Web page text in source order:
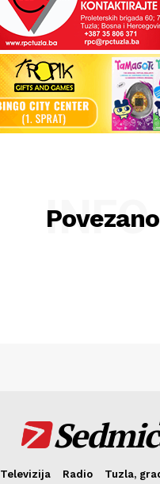
Povezano
INFO
Televizija Radio Tuzla,